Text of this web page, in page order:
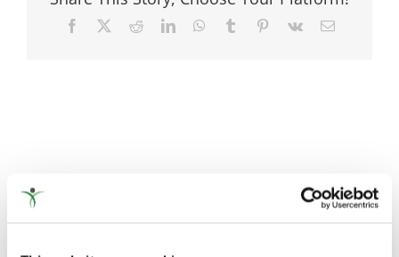
bodelningen
Facebook RedditLinkedInWhatsApp
Tumblr Pinterest
Vk
E-